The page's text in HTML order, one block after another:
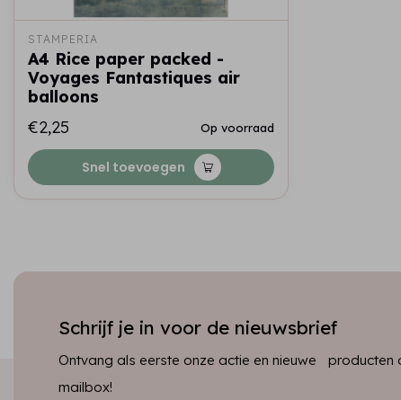
STAMPERIA
A4 Rice paper packed -
Voyages Fantastiques air
balloons
€2,25
Op voorraad
Snel toevoegen
Schrijf je in voor de nieuwsbrief
Ontvang als eerste onze actie en nieuwe producten
mailbox!